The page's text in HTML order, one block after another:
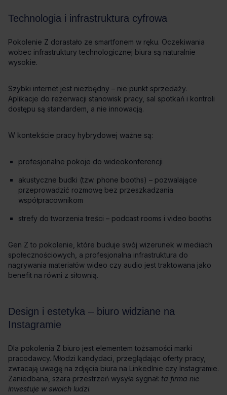
profesjonalne pokoje do wideokonferencji
akustyczne budki (tzw. phone booths) – pozwalające
przeprowadzić rozmowę bez przeszkadzania
współpracownikom
strefy do tworzenia treści – podcast rooms i video booths
ta firma nie
inwestuje w swoich ludzi